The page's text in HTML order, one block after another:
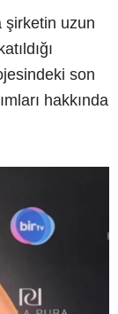
şirketin uzun
son
hakkında